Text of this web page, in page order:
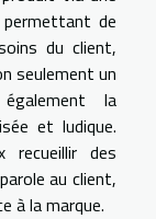
permettant de
du client,
seulement un
la
et ludique.
recueillir des
au client,
à la marque.